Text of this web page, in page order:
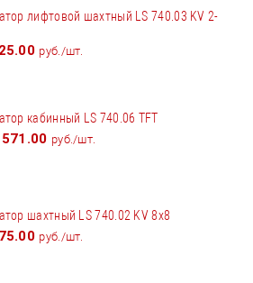
лифтовой шахтный LS 740.03 KV 2-
руб./шт.
кабинный LS 740.06 TFT
руб./шт.
шахтный LS 740.02 KV 8x8
руб./шт.